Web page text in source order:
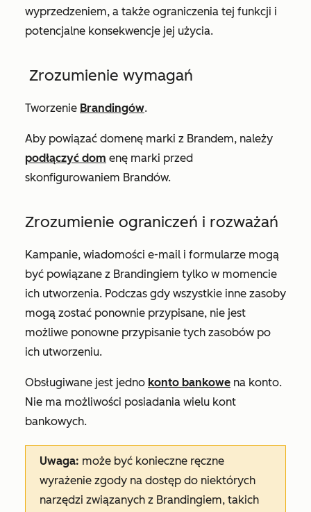
wyprzedzeniem, a także ograniczenia tej funkcji i
potencjalne konsekwencje jej użycia.
Zrozumienie wymagań
Tworzenie Brandingów.
Aby powiązać domenę marki z Brandem, należy
podłączyć dom enę marki przed
skonfigurowaniem Brandów.
Zrozumienie ograniczeń i rozważań
Kampanie, wiadomości e-mail i formularze mogą
być powiązane z Brandingiem tylko w momencie
ich utworzenia. Podczas gdy wszystkie inne zasoby
mogą zostać ponownie przypisane, nie jest
możliwe ponowne przypisanie tych zasobów po
ich utworzeniu.
Obsługiwane jest jedno konto bankowe na konto.
Nie ma możliwości posiadania wielu kont
bankowych.
Uwaga: może być konieczne ręczne
wyrażenie zgody na dostęp do niektórych
narzędzi związanych z Brandingiem, takich